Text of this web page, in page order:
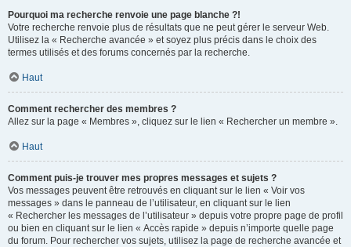
Pourquoi ma recherche renvoie une page blanche ?!
Votre recherche renvoie plus de résultats que ne peut gérer le serveur Web.
Utilisez la « Recherche avancée » et soyez plus précis dans le choix des
termes utilisés et des forums concernés par la recherche.
Haut
Comment rechercher des membres ?
Allez sur la page « Membres », cliquez sur le lien « Rechercher un membre ».
Haut
Comment puis-je trouver mes propres messages et sujets ?
Vos messages peuvent être retrouvés en cliquant sur le lien « Voir vos
messages » dans le panneau de l’utilisateur, en cliquant sur le lien
« Rechercher les messages de l’utilisateur » depuis votre propre page de profil
ou bien en cliquant sur le lien « Accès rapide » depuis n’importe quelle page
du forum. Pour rechercher vos sujets, utilisez la page de recherche avancée et